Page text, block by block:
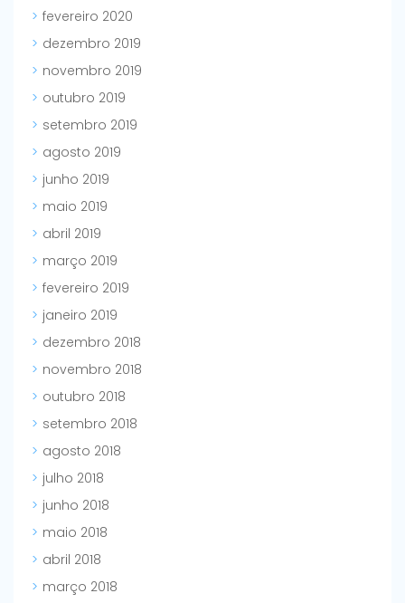
fevereiro 2020
dezembro 2019
novembro 2019
outubro 2019
setembro 2019
agosto 2019
junho 2019
maio 2019
abril 2019
março 2019
fevereiro 2019
janeiro 2019
dezembro 2018
novembro 2018
outubro 2018
setembro 2018
agosto 2018
julho 2018
junho 2018
maio 2018
abril 2018
março 2018